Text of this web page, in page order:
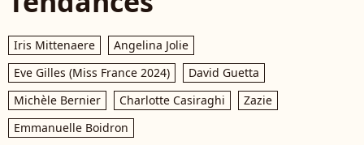
Iris Mittenaere
Angelina Jolie
Eve Gilles (Miss France 2024)
David Guetta
Michèle Bernier
Charlotte Casiraghi
Zazie
Emmanuelle Boidron